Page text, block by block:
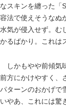
なスキンを纏った「
容法で使えそうなぬ
水気が侵入せず。む
かるばかり。これは
しかもやや前傾気
前方にかけやすく、
パターンのおかげで
いやあ、これには驚